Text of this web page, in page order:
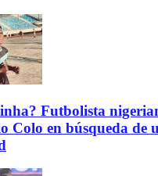
Futbolista
Colo en búsqueda de